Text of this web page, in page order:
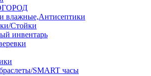
влажные,Антисептики
Стойки
инвентарь
SMART часы